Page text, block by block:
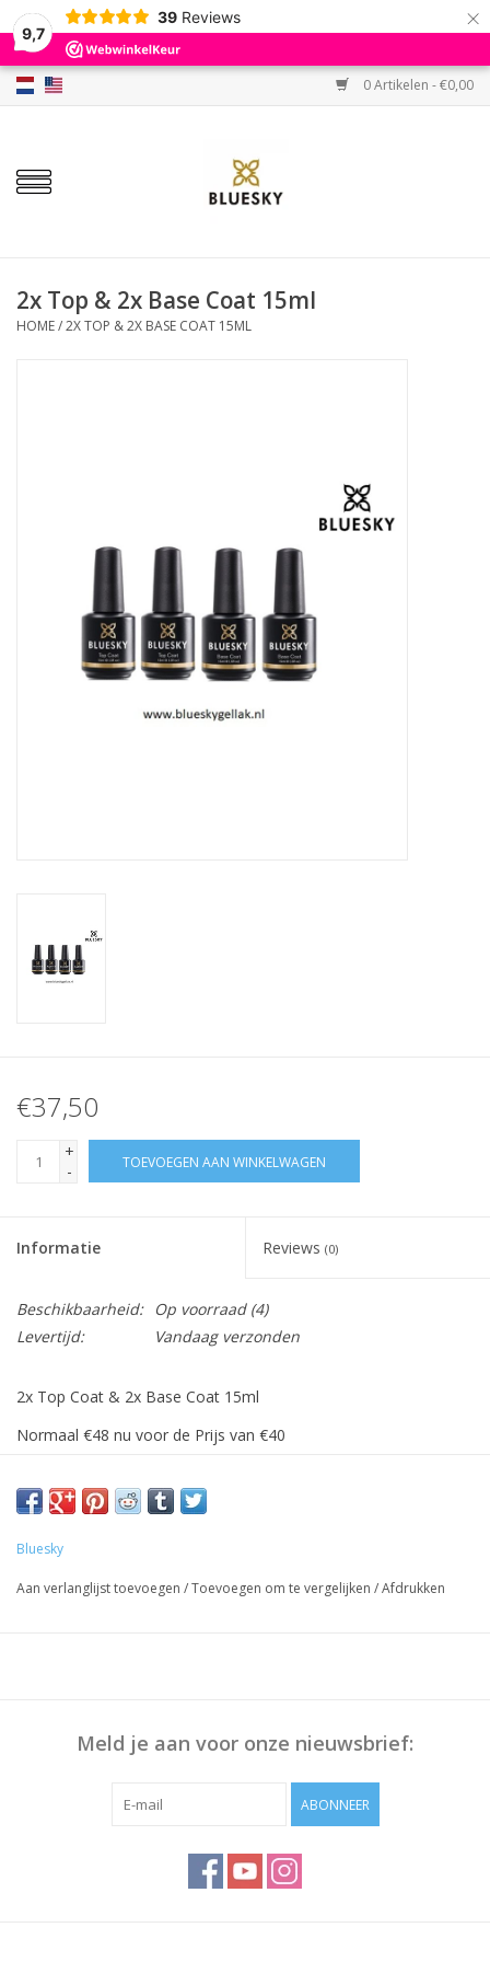
9,7
39 Reviews ×
0 Artikelen - €0,00
Home
Kleuren
Base & Top
Accessoires
2x Top & 2x Base Coat 15ml
HOME/2X TOP & 2X BASE COAT 15ML
€37,50
+
-
TOEVOEGEN AAN WINKELWAGEN
Informatie Reviews (0)
Beschikbaarheid: Op voorraad(4)
Levertijd:
Vandaag verzonden
2x Top Coat & 2x Base Coat 15ml
Normaal €48 nu voor de Prijs van €40
Bluesky
Aan verlanglijst toevoegen /Toevoegen om te vergelijken /Afdrukken
Meld je aan voor onze nieuwsbrief:
ABONNEER